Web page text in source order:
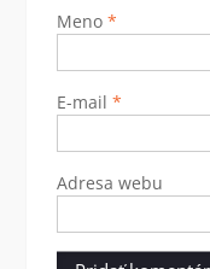
Meno *
E-mail *
Adresa webu